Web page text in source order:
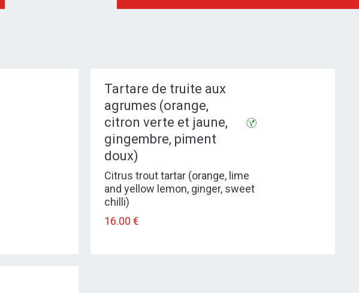
Tartare de truite aux
agrumes (orange,
citron verte et jaune,
gingembre, piment
doux)
Citrus trout tartar (orange, lime
and yellow lemon, ginger, sweet
chilli)
16.00 €